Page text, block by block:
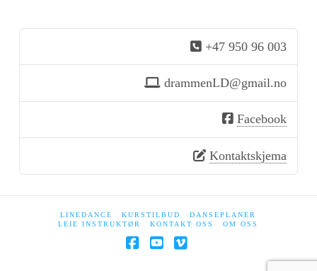
+47 950 96 003
drammenLD@gmail.no
Facebook
Kontaktskjema
LINEDANCE KURSTILBUD
DANSEPLANER
LEIE INSTRUKTØR
KONTAKT OSS OM OSS